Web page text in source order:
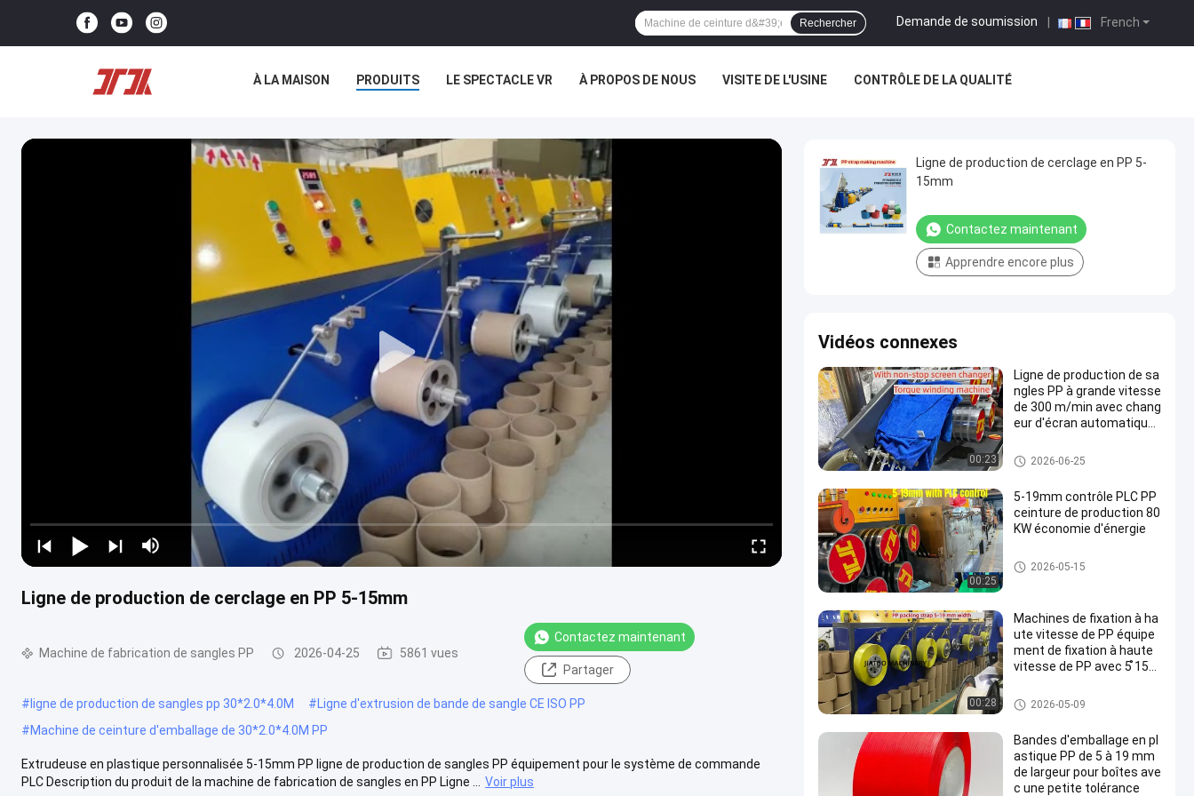
French
Demande de soumission
Rechercher
À LA MAISON PRODUITS LE SPECTACLE VR À PROPOS DE NOUS VISITE DE L'USINE CONTRÔLE DE LA QUALITÉ
Ligne de production de cerclage en PP 5-15mm
Machine de fabrication de sangles PP 2026-04-25 5861 vues
Contactez maintenant
Partager
#ligne de production de sangles pp 30*2.0*4.0M #Ligne d'extrusion de bande de sangle CE ISO PP
#Machine de ceinture d'emballage de 30*2.0*4.0M PP
Extrudeuse en plastique personnalisée 5-15mm PP ligne de production de sangles PP équipement pour le système de commande
PLC Description du produit de la machine de fabrication de sangles en PP Ligne ...
Voir plus
Ligne de production de cerclage en PP 5-
15mm
Contactez maintenant
Apprendre encore plus
Vidéos connexes
00:23
Ligne de production de sa
ngles PP à grande vitesse
de 300 m/min avec chang
eur d'écran automatique
indre
Machine de fabrication de san
gles PP
2026-06-25
00:25
5-19mm contrôle PLC PP
ceinture de production 80
KW économie d'énergie
Machine de fabrication de san
gles PP
2026-05-15
00:28
Machines de fixation à ha
ute vitesse de PP équipe
ment de fixation à haute
vitesse de PP avec 5 ̊15
emières de polypropylène
de PP
Machine de fabrication de san
gles PP
2026-05-09
Bandes d'emballage en pl
astique PP de 5 à 19 mm
de largeur pour boîtes ave
c une petite tolérance